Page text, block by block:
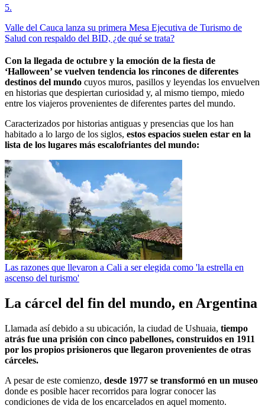
5.
Valle del Cauca lanza su primera Mesa Ejecutiva de Turismo de
Salud con respaldo del BID, ¿de qué se trata?
Con la llegada de octubre y la emoción de la fiesta de
‘Halloween’ se vuelven tendencia los rincones de diferentes
destinos del mundo cuyos muros, pasillos y leyendas los envuelven
en historias que despiertan curiosidad y, al mismo tiempo, miedo
entre los viajeros provenientes de diferentes partes del mundo.
Caracterizados por historias antiguas y presencias que los han
habitado a lo largo de los siglos, estos espacios suelen estar en la
lista de los lugares más escalofriantes del mundo:
Las razones que llevaron a Cali a ser elegida como 'la estrella en
ascenso del turismo'
La cárcel del fin del mundo, en Argentina
Llamada así debido a su ubicación, la ciudad de Ushuaia, tiempo
atrás fue una prisión con cinco pabellones, construidos en 1911
por los propios prisioneros que llegaron provenientes de otras
cárceles.
A pesar de este comienzo, desde 1977 se transformó en un museo
donde es posible hacer recorridos para lograr conocer las
condiciones de vida de los encarcelados en aquel momento.